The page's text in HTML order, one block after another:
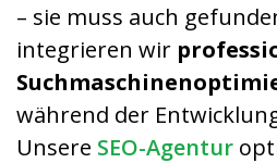
– sie muss auch
integrieren wir
während der
Unsere SEO-Agentur